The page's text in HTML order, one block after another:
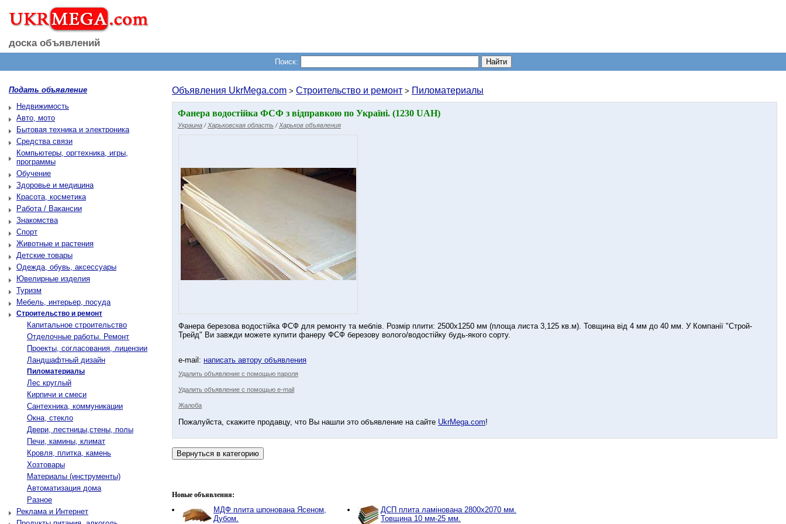
доска объявлений
Поиск:
Подать объявление
Недвижимость
Авто, мото
Бытовая техника и электроника
Средства связи
Компьютеры, оргтехника, игры,
программы
Обучение
Здоровье и медицина
Красота, косметика
Работа / Вакансии
Знакомства
Спорт
Животные и растения
Детские товары
Одежда, обувь, аксессуары
Ювелирные изделия
Туризм
Мебель, интерьер, посуда
Строительство и ремонт
Капитальное строительство
Отделочные работы. Ремонт
Проекты, согласования, лицензии
Ландшафтный дизайн
Пиломатериалы
Лес круглый
Кирпичи и смеси
Сантехника, коммуникации
Окна, стекло
Двери, лестницы,стены, полы
Печи, камины, климат
Кровля, плитка, камень
Хозтовары
Материалы (инструменты)
Автоматизация дома
Разное
Реклама и Интернет
Объявления UkrMega.com > Строительство и ремонт > Пиломатериалы
Фанера водостійка ФСФ з відправкою по Україні. (1230 UAH)
Украина / Харьковская область / Харьков объявления
Фанера березова водостійка ФСФ для ремонту та меблів. Розмір плити: 2500х1250 мм (площа листа 3,125 кв.м). Товщина від 4 мм до 40 мм. У Компанії "Строй-
Трейд" Ви завжди можете купити фанеру ФСФ березову волого/водостійку будь-якого сорту.
e-mail: написать автору объявления
Удалить объявление с помощью пароля
Удалить объявление с помощью e-mail
Жалоба
Пожалуйста, скажите продавцу, что Вы нашли это объявление на сайте UkrMega.com!
Новые объявления:
МДФ плита шпонована Ясеном,
Дубом.
ДСП плита ламінована 2800х2070 мм.
Товщина 10 мм-25 мм.